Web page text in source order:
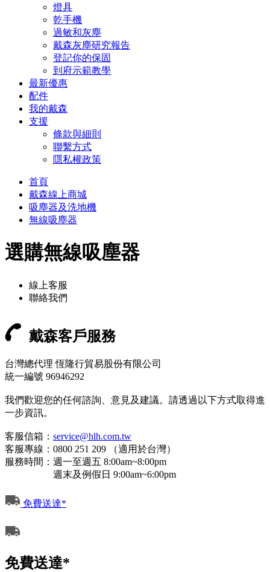
燈具
乾手機
過敏和灰塵
戴森灰塵研究報告
登記你的保固
到府示範教學
最新優惠
配件
我的戴森
支援
條款與細則
聯繫方式
隱私權政策
首頁
戴森線上商城
吸塵器及洗地機
無線吸塵器
選購無線吸塵器
線上客服
聯絡我們
戴森客戶服務
台灣總代理 恆隆行貿易股份有限公司
統一編號 96946292
我們歡迎您的任何諮詢、意見及建議。請透過以下方式取得進
一步資訊。
客服信箱： service@hlh.com.tw
客服專線：0800 251 209 （適用於台灣）
服務時間：週一至週五 8:00am~8:00pm
週末及例假日 9:00am~6:00pm
免費送達*
免費送達*